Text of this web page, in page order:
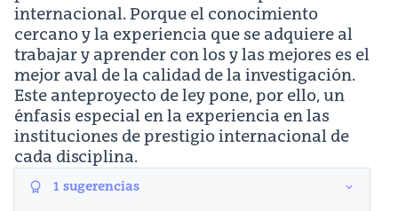
internacional. Porque el conocimiento
cercano y la experiencia que se adquiere al
trabajar y aprender con los y las mejores es el
mejor aval de la calidad de la investigación.
Este anteproyecto de ley pone, por ello, un
énfasis especial en la experiencia en las
instituciones de prestigio internacional de
cada disciplina.
1 sugerencias